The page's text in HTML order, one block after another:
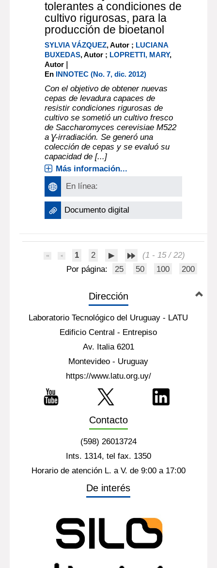
Obtención por Ɣ-irradiación
de cepas de
Saccharomyces cerevisiae
tolerantes a condiciones de
cultivo rigurosas, para la
producción de bioetanol
SYLVIA VÁZQUEZ , Autor ;
BUXEDAS, Autor ; LOPRETTI, MARY
Autor|
EnINNOTEC (No. 7, dic. 2012)
Con el objetivo de obtener nuevas
cepas de levadura capaces de
resistir condiciones rigurosas de
cultivo se sometió un cultivo fresco
de Saccharomyces cerevisiae M522
a Ɣ-irradiación. Se generó una
colección de cepas y se evaluó su
capacidad de [...]
Más información...
Documento digital
2
Por página: 25
Dirección
Laboratorio Tecnológico del Uruguay - LATU
Edificio Central - Entrepiso
Av. Italia 6201
Montevideo - Uruguay
https://www.latu.org.uy/
Contacto
Ints. 1314, tel fax. 1350
De interés